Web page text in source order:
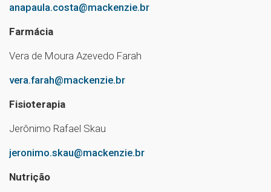
anapaula.costa@mackenzie.br
Farmácia
Vera de Moura Azevedo Farah
vera.farah@mackenzie.br
Fisioterapia
Jerônimo Rafael Skau
jeronimo.skau@mackenzie.br
Nutrição